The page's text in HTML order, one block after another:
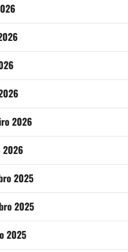
2026
2026
2025
2025
2025